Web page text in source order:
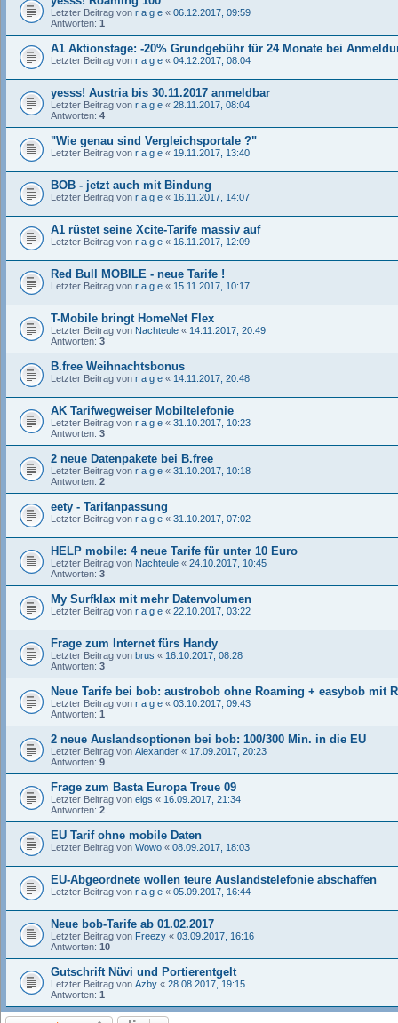
Letzter Beitrag von r a g e « 06.12.2017, 09:59
Antworten: 1
A1 Aktionstage: -20% Grundgebühr für 24 Monate bei
Letzter Beitrag von r a g e « 04.12.2017, 08:04
yesss! Austria bis 30.11.2017 anmeldbar
Letzter Beitrag von r a g e « 28.11.2017, 08:04
Antworten: 4
"Wie genau sind Vergleichsportale ?"
Letzter Beitrag von r a g e « 19.11.2017, 13:40
BOB - jetzt auch mit Bindung
Letzter Beitrag von r a g e « 16.11.2017, 14:07
A1 rüstet seine Xcite-Tarife massiv auf
Letzter Beitrag von r a g e « 16.11.2017, 12:09
Red Bull MOBILE - neue Tarife !
Letzter Beitrag von r a g e « 15.11.2017, 10:17
T-Mobile bringt HomeNet Flex
Letzter Beitrag von Nachteule « 14.11.2017, 20:49
Antworten: 3
B.free Weihnachtsbonus
Letzter Beitrag von r a g e « 14.11.2017, 20:48
AK Tarifwegweiser Mobiltelefonie
Letzter Beitrag von r a g e « 31.10.2017, 10:23
Antworten: 3
2 neue Datenpakete bei B.free
Letzter Beitrag von r a g e « 31.10.2017, 10:18
Antworten: 2
eety - Tarifanpassung
Letzter Beitrag von r a g e « 31.10.2017, 07:02
HELP mobile: 4 neue Tarife für unter 10 Euro
Letzter Beitrag von Nachteule « 24.10.2017, 10:45
Antworten: 3
My Surfklax mit mehr Datenvolumen
Letzter Beitrag von r a g e « 22.10.2017, 03:22
Frage zum Internet fürs Handy
Letzter Beitrag von brus « 16.10.2017, 08:28
Antworten: 3
Neue Tarife bei bob: austrobob ohne Roaming + easybob mit
Letzter Beitrag von r a g e « 03.10.2017, 09:43
Antworten: 1
2 neue Auslandsoptionen bei bob: 100/300 Min. in die EU
Letzter Beitrag von Alexander « 17.09.2017, 20:23
Antworten: 9
Frage zum Basta Europa Treue 09
Letzter Beitrag von eigs « 16.09.2017, 21:34
Antworten: 2
EU Tarif ohne mobile Daten
Letzter Beitrag von Wowo « 08.09.2017, 18:03
EU-Abgeordnete wollen teure Auslandstelefonie abschaffen
Letzter Beitrag von r a g e « 05.09.2017, 16:44
Neue bob-Tarife ab 01.02.2017
Letzter Beitrag von Freezy « 03.09.2017, 16:16
Antworten: 10
Gutschrift Nüvi und Portierentgelt
Letzter Beitrag von Azby « 28.08.2017, 19:15
Antworten: 1